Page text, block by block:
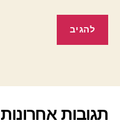
תגובות אחרונות